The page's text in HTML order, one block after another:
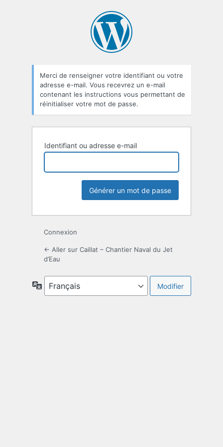
oublié
Merci de renseigner votre identifiant ou votre
adresse e-mail. Vous recevrez un e-mail
contenant les instructions vous permettant de
réinitialiser votre mot de passe.
Identifiant ou adresse e-mail
Connexion
← Aller sur Caillat – Chantier Naval du Jet
d’Eau
Langue